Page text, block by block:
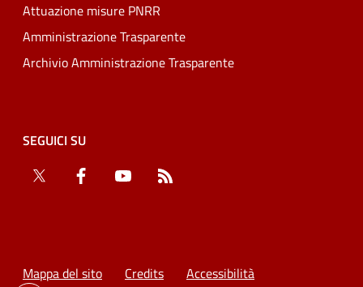
Attuazione misure PNRR
Amministrazione Trasparente
Archivio Amministrazione Trasparente
SEGUICI SU
Twitter
Facebook YouTube
Mappa del sito Credits Accessibilità